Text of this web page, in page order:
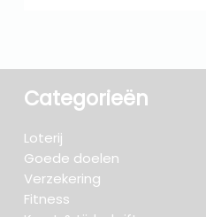
Categorieën
Loterij
Goede doelen
Verzekering
Fitness